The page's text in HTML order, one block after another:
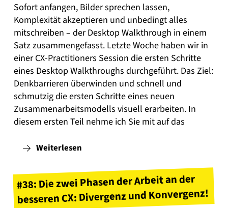
Sofort anfangen, Bilder sprechen lassen,
Komplexität akzeptieren und unbedingt alles
mitschreiben – der Desktop Walkthrough in einem
Satz zusammengefasst. Letzte Woche haben wir in
einer CX-Practitioners Session die ersten Schritte
eines Desktop Walkthroughs durchgeführt. Das Ziel:
Denkbarrieren überwinden und schnell und
schmutzig die ersten Schritte eines neuen
Zusammenarbeitsmodells visuell erarbeiten. In
diesem ersten Teil nehme ich Sie mit auf das
Weiterlesen
#38: Die zwei Phasen der Arbeit an der
besseren CX: Divergenz und Konvergenz!